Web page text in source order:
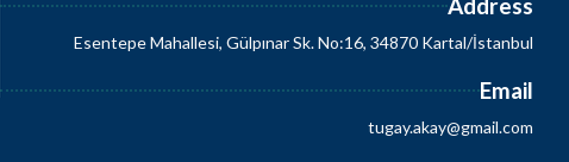
Esentepe Mahallesi, Gülpınar Sk. No:16, 34870 Kartal/İstanbul
Email
tugay.akay@gmail.com